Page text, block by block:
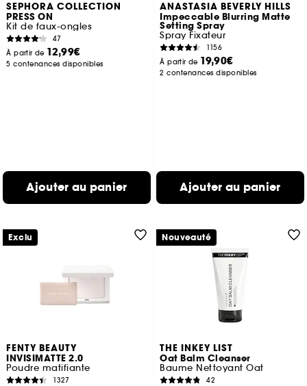
SEPHORA COLLECTION
PRESS ON
Kit de faux-ongles
47
À partir de 12,99€
5 contenances disponibles
Ajouter au panier
ANASTASIA BEVERLY HILLS
Impeccable Blurring Matte
Setting Spray
Spray Fixateur
1156
À partir de 19,90€
2 contenances disponibles
Ajouter au panier
FENTY BEAUTY
INVISIMATTE 2.0
Poudre matifiante
1327
Exclu
THE INKEY LIST
Oat Balm Cleanser
Baume Nettoyant Oat
42
Nouveauté